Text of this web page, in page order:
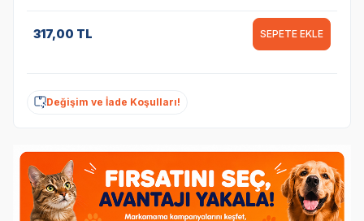
317,00 TL SEPETE EKLE
Değişim ve İade Koşulları!